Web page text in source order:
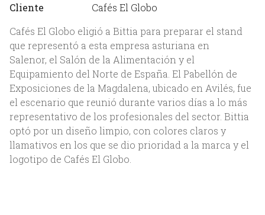
Inicio
Nosotros
Acerca de Bittia
Cliente
Cafés El Globo
Cafés El Globo eligió a Bittia para preparar el stand
que representó a esta empresa asturiana en
Salenor, el Salón de la Alimentación y el
Equipamiento del Norte de España. El Pabellón de
Exposiciones de la Magdalena, ubicado en Avilés, fue
el escenario que reunió durante varios días a lo más
representativo de los profesionales del sector. Bittia
optó por un diseño limpio, con colores claros y
llamativos en los que se dio prioridad a la marca y el
logotipo de Cafés El Globo.